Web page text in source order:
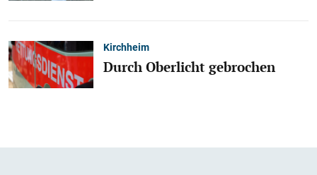
Kirchheim
Durch Oberlicht gebrochen